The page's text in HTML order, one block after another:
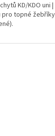
KD/KDO uni
topné žebříky